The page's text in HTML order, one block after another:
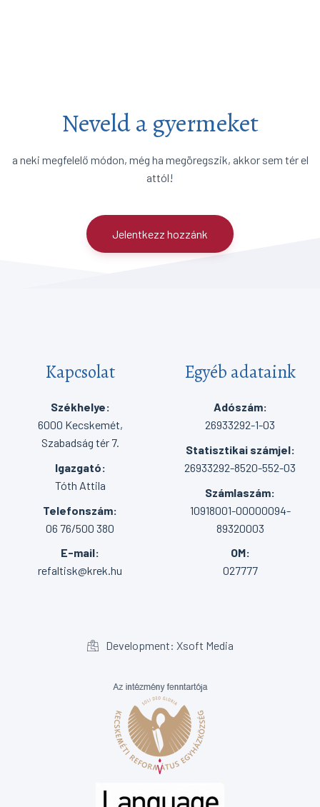
Neveld a gyermeket
a neki megfelelő módon, még ha megöregszik, akkor sem tér el
attól!
Jelentkezz hozzánk
Kapcsolat
Székhelye:
6000 Kecskemét,
Szabadság tér 7.
Igazgató:
Tóth Attila
Telefonszám:
06 76/500 380
E-mail:
refaltisk@krek.hu
Egyéb adataink
Adószám:
26933292-1-03
Statisztikai számjel:
26933292-8520-552-03
Számlaszám:
10918001-00000094-
89320003
OM:
027777
Development: Xsoft Media